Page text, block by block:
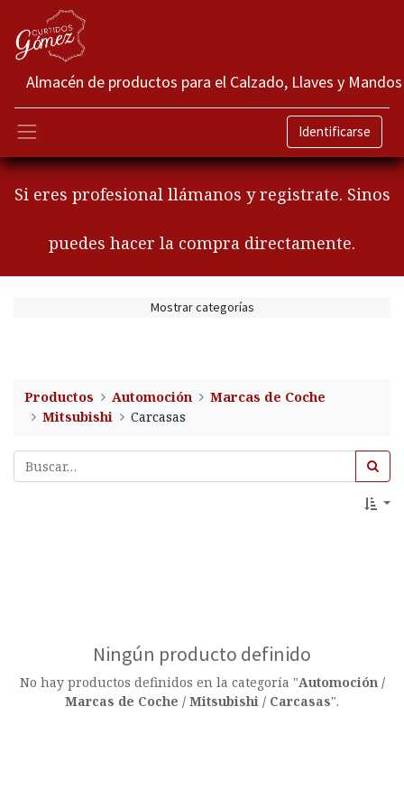
Almacén de productos para el Calzado, Llaves y Mandos
Identificarse
Si eres profesional llámanos y registrate. Sinos
puedes hacer la compra directamente.
Mostrar categorías
Productos Automoción
Marcas de Coche
Mitsubishi
Carcasas
Ningún producto definido
No hay productos definidos en la categoría "Automoción /
Marcas de Coche / Mitsubishi / Carcasas".